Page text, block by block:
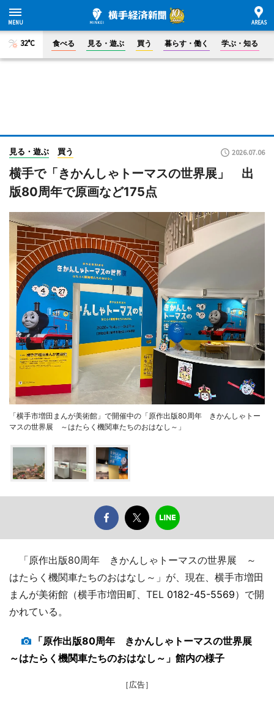
32°C 食べる 見る・遊ぶ 買う 暮らす・働く 学ぶ・知る
見る・遊ぶ 買う 2026.07.06
横手で「きかんしゃトーマスの世界展」 出
版80周年で原画など175点
「横手市増田まんが美術館」で開催中の「原作出版80周年 きかんしゃトー
マスの世界展 ～はたらく機関車たちのおはなし～」
「原作出版80周年 きかんしゃトーマスの世界展 ～
はたらく機関車たちのおはなし～」が、現在、横手市増田
まんが美術館（横手市増田町、TEL 0182-45-5569）で開
かれている。
「原作出版80周年 きかんしゃトーマスの世界展
～はたらく機関車たちのおはなし～」館内の様子
［広告］